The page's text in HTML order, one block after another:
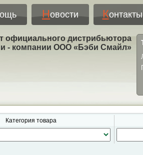
Новости Контакты
официального дистрибьютора
- компании ООО «Бэби Смайл»
Категория товара